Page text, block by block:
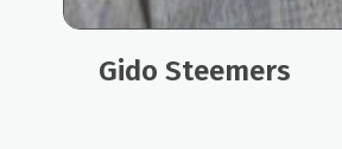
Gido Steemers